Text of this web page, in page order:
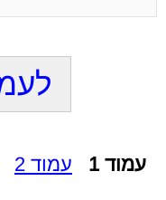
עמוד 1 עמוד 2